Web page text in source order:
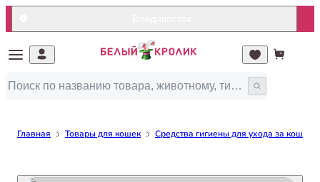
Главная Товары для кошек Средства гигиены для ухода за кошкой